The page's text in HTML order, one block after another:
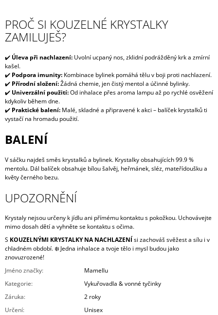
PROČ SI KOUZELNÉ KRYSTALKY
ZAMILUJEŠ?
✔️ Úleva při nachlazení: Uvolní ucpaný nos, zklidní podrážděný krk a zmírní
kašel.
✔️ Podpora imunity: Kombinace bylinek pomáhá tělu v boji proti nachlazení.
✔️ Přírodní složení:Žádná chemie, jen čistý mentol a účinné bylinky.
✔️ Univerzální použití:Od inhalace přes aroma lampu až po rychlé osvěžení
kdykoliv během dne.
✔️ Praktické balení: Malé, skladné a připravené k akci – balíček krystalků ti
vystačí na hromadu použití.
BALENÍ
V sáčku najdeš směs krystalků a bylinek. Krystalky obsahujících 99.9 %
mentolu. Dál balíček obsahuje bílou šalvěj, heřmánek, sléz, mateřídoušku a
květy černého bezu.
UPOZORNĚNÍ
Krystaly nejsou určeny k jídlu ani přímému kontaktu s pokožkou. Uchovávejte
mimo dosah dětí a vyhněte se kontaktu s očima.
S KOUZELNÝMI KRYSTALKY NA NACHLAZENÍsi zachováš svěžest a sílu i v
chladném období. ❄️ Jedna inhalace a tvoje tělo i mysl budou jako
znovuzrozené!
Jméno značky:
Mamellu
Kategorie:
Vykuřovadla & vonné tyčinky
Záruka:
2 roky
Určení:
Unisex